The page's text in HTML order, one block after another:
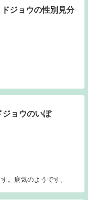
ドジョウの性別見分
ジョウのいぼ
。病気のようです。